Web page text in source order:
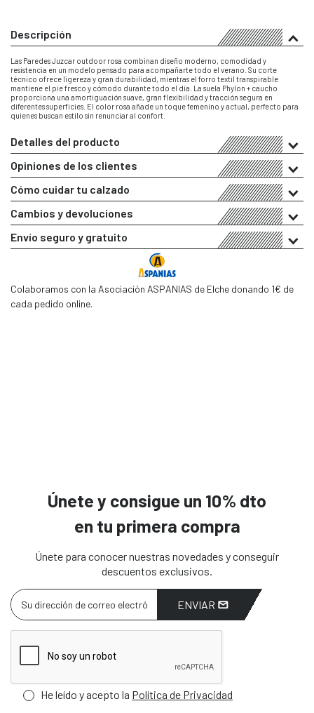
Descripción
Las Paredes Juzcar outdoor rosa combinan diseño moderno, comodidad y
resistencia en un modelo pensado para acompañarte todo el verano. Su corte
técnico ofrece ligereza y gran durabilidad, mientras el forro textil transpirable
mantiene el pie fresco y cómodo durante todo el día. La suela Phylon + caucho
proporciona una amortiguación suave, gran flexibilidad y tracción segura en
diferentes superficies. El color rosa añade un toque femenino y actual, perfecto para
quienes buscan estilo sin renunciar al confort.
Detalles del producto
Opiniones de los clientes
Cómo cuidar tu calzado
Cambios y devoluciones
Envío seguro y gratuito
Colaboramos con la Asociación ASPANIAS de Elche donando 1€ de
cada pedido online.
Únete y consigue un 10% dto
en tu primera compra
Únete para conocer nuestras novedades y conseguir
descuentos exclusivos.
ENVIAR
He leído y acepto la Política de Privacidad